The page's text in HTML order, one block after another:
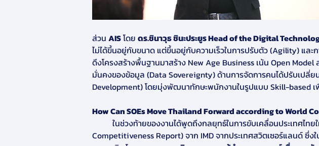
ส่วน AIS โดย ดร.ชินาวุธ ชินะประยูร Head of the Digital
ไม่ได้ขึ้นอยู่กับขนาด แต่ขึ้นอยู่กับความเร็วในการปรับตัว (Agility) แล
ดึงโครงสร้างพื้นฐานมาสร้าง New Age Business เน้น Open
มั่นคงของข้อมูล (Data Sovereignty) ด้านการจัดการคนได้ปรับเปลี่ย
Development) โดยมุ่งพัฒนาทักษะพนักงานในรูปแบบ Skill-based เ
How Can SOEs Move Thailand Forward according to World
          ในช่วงท้ายของงานได้พูดถึงกลยุทธ์ในการขับเคลื่อนประเทศไทยให้ก้าวหน้า ตามรายงานผลการจัดอันดับขีดความสามารถในการแข่งขันโลก (World
Competitiveness Report) จาก IMD จากประเทศสวิตเซอร์แลนด์